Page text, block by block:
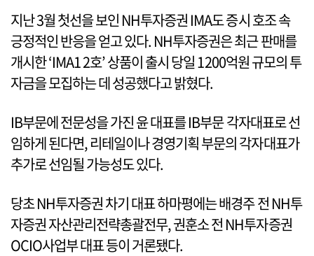
지난 3월 첫선을 보인 NH투자증권 IMA도 증시 호조 속
긍정적인 반응을 얻고 있다. NH투자증권은 최근 판매를
개시한 ‘IMA1 2호’ 상품이 출시 당일 1200억원 규모의 투
자금을 모집하는 데 성공했다고 밝혔다.
IB부문에 전문성을 가진 윤 대표를 IB부문 각자대표로 선
임하게 된다면, 리테일이나 경영기획 부문의 각자대표가
추가로 선임될 가능성도 있다.
당초 NH투자증권 차기 대표 하마평에는 배경주 전 NH투
자증권 자산관리전략총괄전무, 권훈소 전 NH투자증권
OCIO사업부 대표 등이 거론됐다.